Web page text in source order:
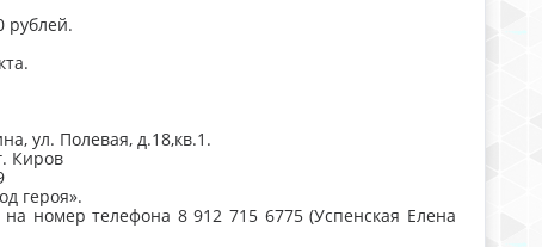
рублей.
ул. Полевая, д.18,кв.1.
Киров
героя».
номер телефона 8 912 715 6775 (Успенская Елена